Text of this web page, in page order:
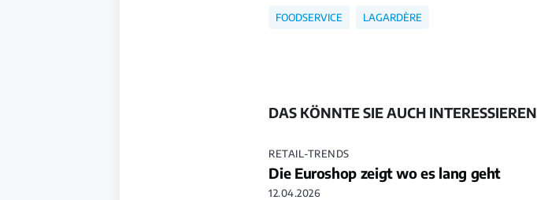
FOODSERVICE LAGARDÈRE
DAS KÖNNTE SIE AUCH INTERESSIEREN
RETAIL-TRENDS
Die Euroshop zeigt wo es lang geht
12.04.2026